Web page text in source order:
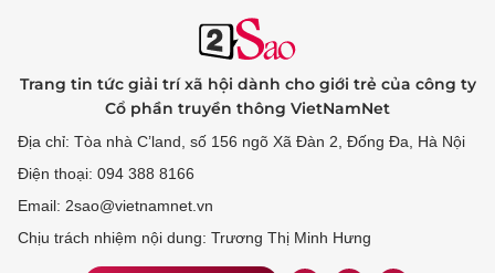
Trang tin tức giải trí xã hội dành cho giới trẻ của công ty
Cổ phần truyền thông VietNamNet
Địa chỉ: Tòa nhà C’land, số 156 ngõ Xã Đàn 2, Đống Đa, Hà Nội
Điện thoại: 094 388 8166
Email: 2sao@vietnamnet.vn
Chịu trách nhiệm nội dung: Trương Thị Minh Hưng